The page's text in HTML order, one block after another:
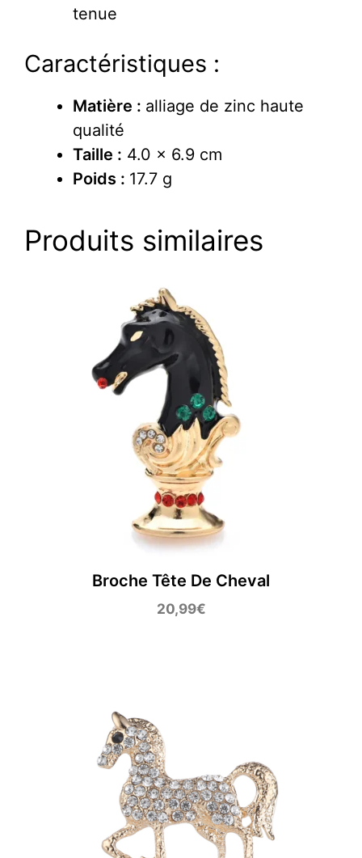
tenue
Caractéristiques :
Matière : alliage de zinc haute
qualité
Taille : 4.0 x 6.9 cm
Poids : 17.7 g
Produits similaires
Broche Tête De Cheval
20,99€